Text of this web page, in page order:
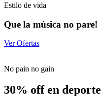
Estilo de vida
Que la música no pare!
Ver Ofertas
No pain no gain
30% off en deporte